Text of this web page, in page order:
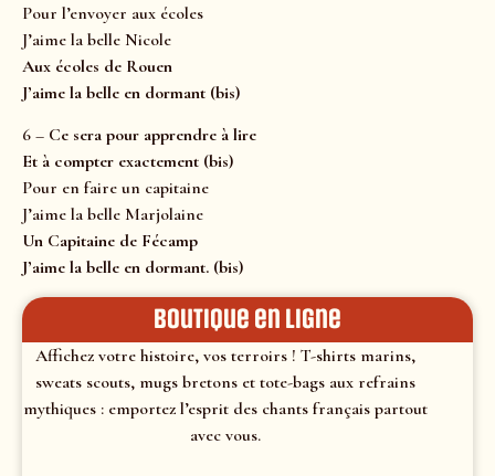
Pour l’envoyer aux écoles
J’aime la belle Nicole
Aux écoles de Rouen
J’aime la belle en dormant (bis)
6 – Ce sera pour apprendre à lire
Et à compter exactement (bis)
Pour en faire un capitaine
J’aime la belle Marjolaine
Un Capitaine de Fécamp
J’aime la belle en dormant. (bis)
Boutique en ligne
Affichez votre histoire, vos terroirs ! T-shirts marins,
sweats scouts, mugs bretons et tote-bags aux refrains
mythiques : emportez l’esprit des chants français partout
avec vous.